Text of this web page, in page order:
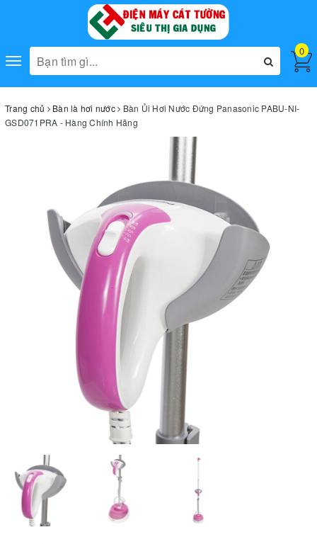
Toggle
navigation
0
Trang chủ Bàn là hơi nước
Bàn Ủi Hơi Nước Đứng Panasonic PABU-NI-
GSD071PRA - Hàng Chính Hãng